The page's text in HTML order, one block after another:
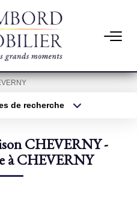
de recherche
Surface min
CHEVERNY -
à CHEVERNY